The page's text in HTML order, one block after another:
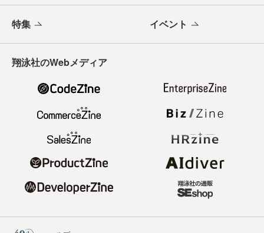
特集 イベント
翔泳社のWebメディア